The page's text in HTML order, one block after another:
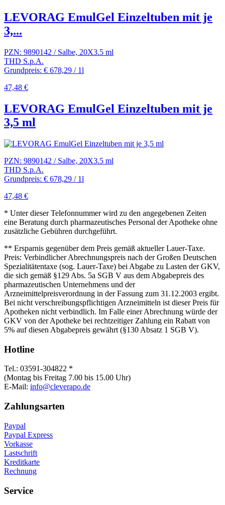
LEVORAG EmulGel Einzeltuben mit je
3,...
PZN: 9890142 / Salbe, 20X3.5 ml
THD S.p.A.
Grundpreis: € 678,29 / 1l
47,48 €
LEVORAG EmulGel Einzeltuben mit je
3,5 ml
PZN: 9890142 / Salbe, 20X3.5 ml
THD S.p.A.
Grundpreis: € 678,29 / 1l
47,48 €
* Unter dieser Telefonnummer wird zu den angegebenen Zeiten
eine Beratung durch pharmazeutisches Personal der Apotheke ohne
zusätzliche Gebühren durchgeführt.
** Ersparnis gegenüber dem Preis gemäß aktueller Lauer-Taxe.
Preis: Verbindlicher Abrechnungspreis nach der Großen Deutschen
Spezialitätentaxe (sog. Lauer-Taxe) bei Abgabe zu Lasten der GKV,
die sich gemäß §129 Abs. 5a SGB V aus dem Abgabepreis des
pharmazeutischen Unternehmens und der
Arzneimittelpreisverordnung in der Fassung zum 31.12.2003 ergibt.
Bei nicht verschreibungspflichtigen Arzneimitteln ist dieser Preis für
Apotheken nicht verbindlich. Im Falle einer Abrechnung würde der
GKV von der Apotheke bei rechtzeitiger Zahlung ein Rabatt von
5% auf diesen Abgabepreis gewährt (§130 Absatz 1 SGB V).
Hotline
Tel.: 03591-304822 *
(Montag bis Freitag 7.00 bis 15.00 Uhr)
E-Mail: info@cleverapo.de
Zahlungsarten
Paypal
Paypal Express
Vorkasse
Lastschrift
Kreditkarte
Rechnung
Service